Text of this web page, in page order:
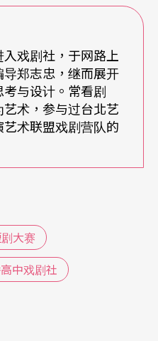
主的社团模式，学生主
质疑活动意义。两三次
社员确认共识后，才重
协议之外，学校的需
团管理态度也须纳入考
交基本的活动记录即
生门面，惯例跟学生
讯。有些高中对于社
重视上，对表现好的
戏剧社，于网路上
郑志忠，继而展开
与设计。常看剧
术，参与过台北艺
术联盟戏剧营队的
大赛
中戏剧社